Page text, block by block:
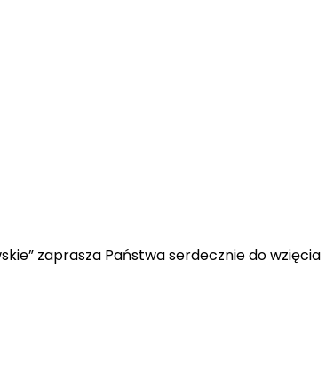
zaprasza Państwa serdecznie do wzięcia